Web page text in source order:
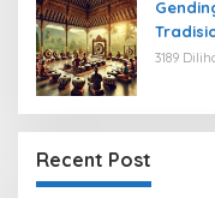
3189
Recent Post